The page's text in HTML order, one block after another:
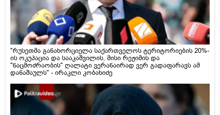
"რუსეთმა განახორციელა საქართველოს ტერიტორიების 20%-
ის ოკუპაცია და სააკაშვილის, მისი რეჟიმის და
"ნაცმოძრაობის" ღალატი ვერანაირად ვერ გადაფარავს ამ
დანაშაულს" - ირაკლი კობახიძე